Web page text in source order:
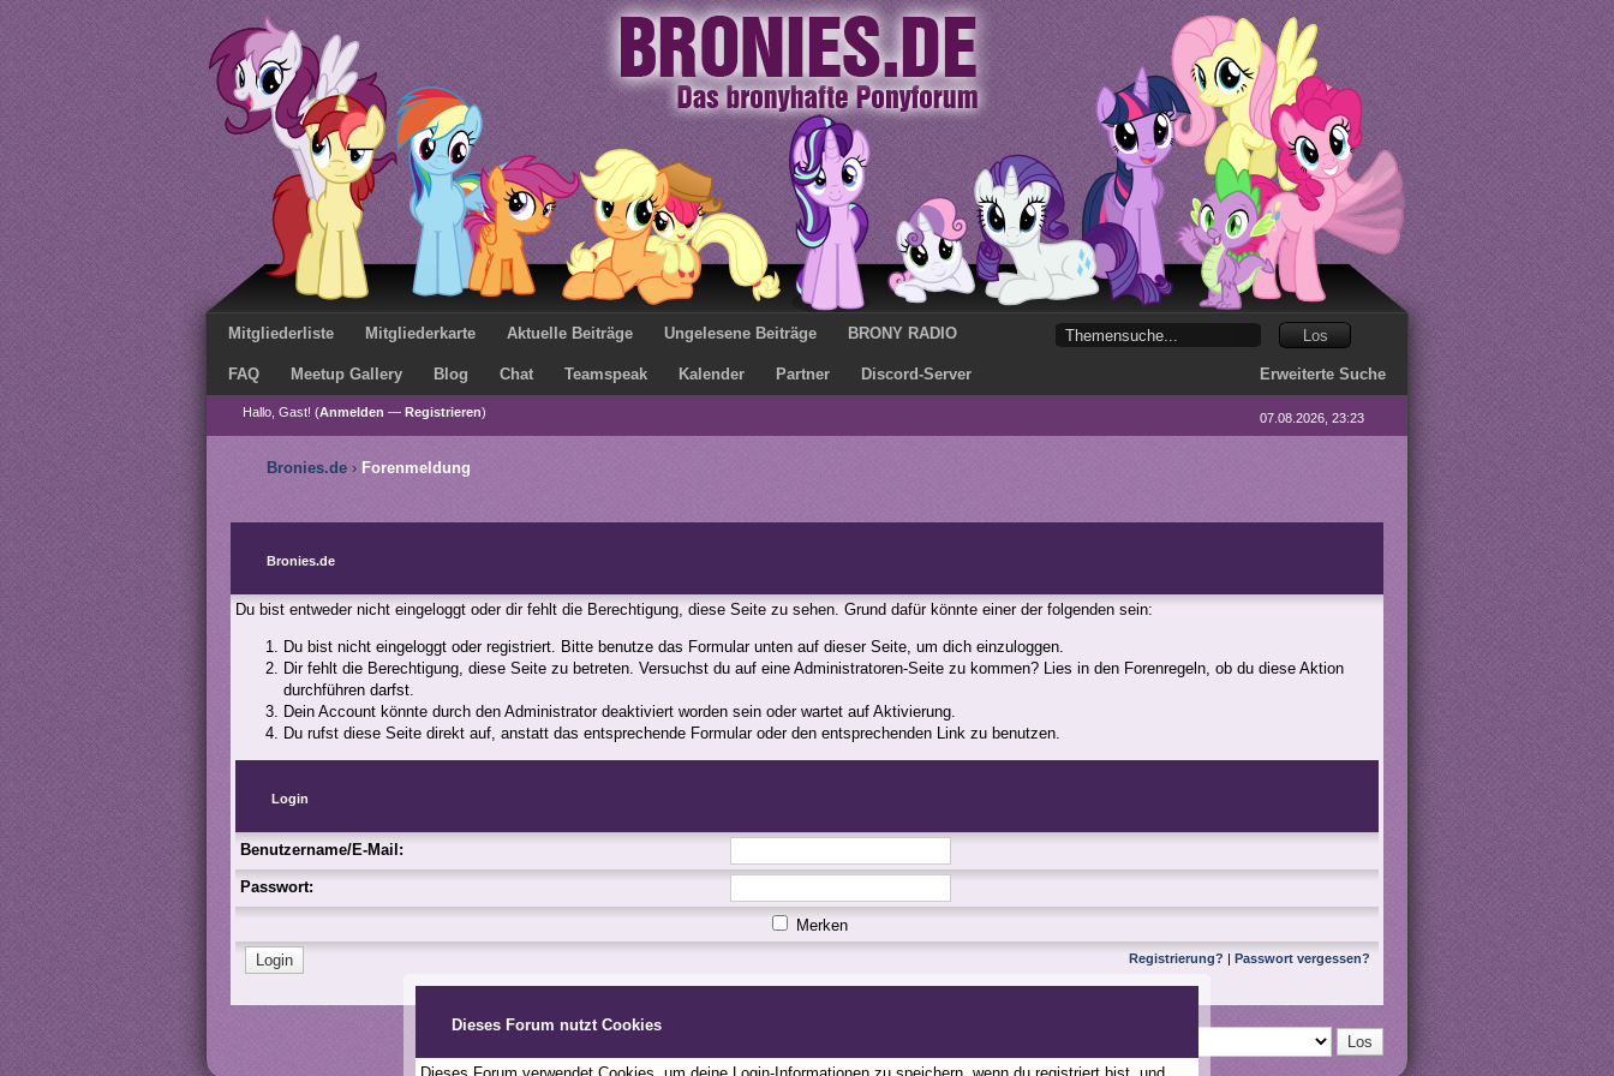
Dieses Forum nutzt Cookies
Mitgliederliste Mitgliederkarte Aktuelle Beiträge Ungelesene Beiträge BRONY RADIO
FAQ Meetup Gallery Blog Chat Teamspeak Kalender Partner Discord-Server Erweiterte Suche
Hallo, Gast! (Anmelden — Registrieren) 07.08.2026, 23:23
Bronies.de › Forenmeldung
Bronies.de
Du bist entweder nicht eingeloggt oder dir fehlt die Berechtigung, diese Seite zu sehen. Grund dafür könnte einer der folgenden sein:
Du bist nicht eingeloggt oder registriert. Bitte benutze das Formular unten auf dieser Seite, um dich einzuloggen.
Dir fehlt die Berechtigung, diese Seite zu betreten. Versuchst du auf eine Administratoren-Seite zu kommen? Lies in den Forenregeln, ob du diese Aktion
durchführen darfst.
Dein Account könnte durch den Administrator deaktiviert worden sein oder wartet auf Aktivierung.
Du rufst diese Seite direkt auf, anstatt das entsprechende Formular oder den entsprechenden Link zu benutzen.
Login
Benutzername/E-Mail:
Passwort:
Merken
Registrierung? | Passwort vergessen?